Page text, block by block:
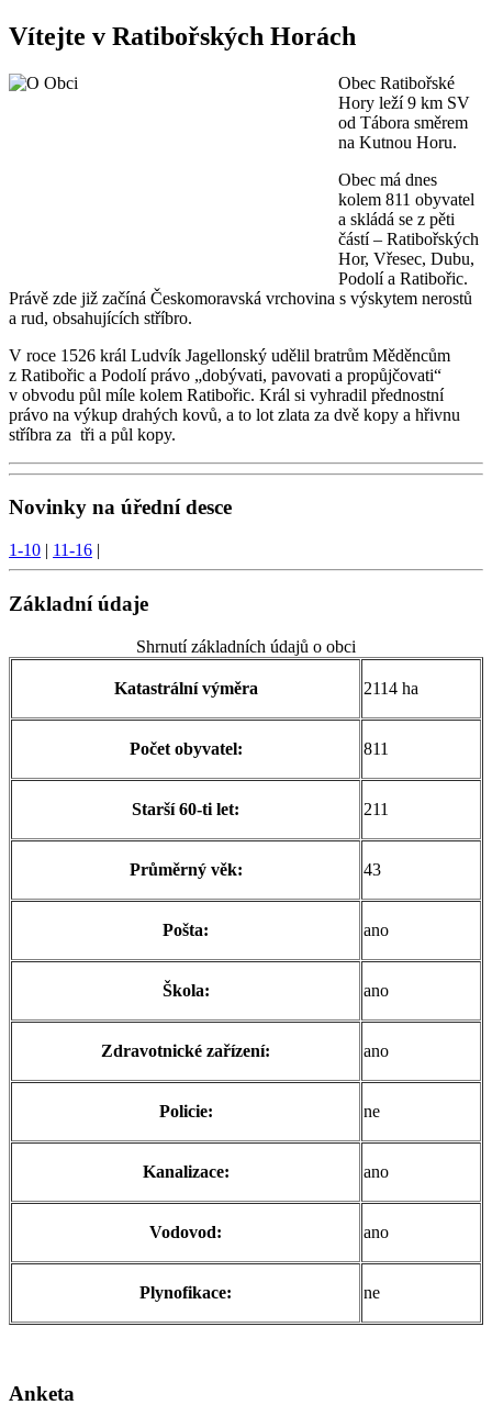
Vítejte v Ratibořských Horách
Obec Ratibořské
Hory leží 9 km SV
od Tábora směrem
na Kutnou Horu.
Obec má dnes
kolem 811 obyvatel
a skládá se z pěti
částí – Ratibořských
Hor, Vřesec, Dubu,
Podolí a Ratibořic.
Právě zde již začíná Českomoravská vrchovina s výskytem nerostů
a rud, obsahujících stříbro.
V roce 1526 král Ludvík Jagellonský udělil bratrům Měděncům
z Ratibořic a Podolí právo „dobývati, pavovati a propůjčovati“
v obvodu půl míle kolem Ratibořic. Král si vyhradil přednostní
právo na výkup drahých kovů, a to lot zlata za dvě kopy a hřivnu
stříbra za tři a půl kopy.
Novinky na úřední desce
1-10 | 11-16 |
Základní údaje
Shrnutí základních údajů o obci
Katastrální výměra 2114 ha
Počet obyvatel: 811
Starší 60-ti let: 211
Průměrný věk: 43
Pošta: ano
Škola: ano
Zdravotnické zařízení: ano
Policie: ne
Kanalizace: ano
Vodovod: ano
Plynofikace: ne
Anketa